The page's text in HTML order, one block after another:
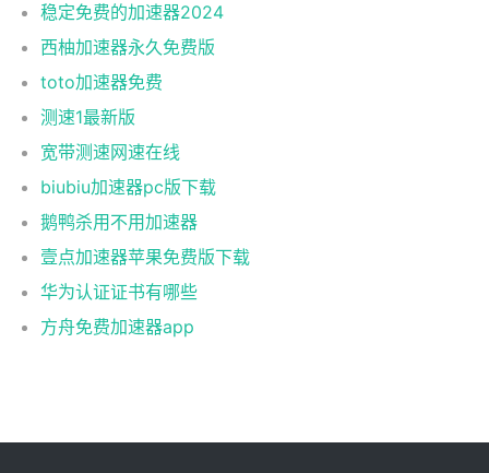
稳定免费的加速器2024
西柚加速器永久免费版
toto加速器免费
测速1最新版
宽带测速网速在线
biubiu加速器pc版下载
鹅鸭杀用不用加速器
壹点加速器苹果免费版下载
华为认证证书有哪些
方舟免费加速器app